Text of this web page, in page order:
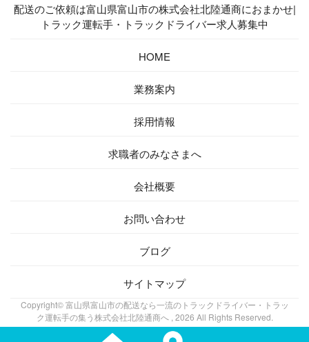
配送のご依頼は富山県富山市の株式会社北陸通商におまかせ|
トラック運転手・トラックドライバー求人募集中
HOME
業務案内
採用情報
求職者のみなさまへ
会社概要
お問い合わせ
ブログ
サイトマップ
Copyright© 富山県富山市の配送なら一流のトラックドライバー・トラッ
ク運転手の集う株式会社北陸通商へ , 2026 All Rights Reserved.